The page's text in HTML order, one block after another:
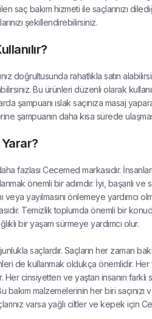
saç bakım hizmeti ile saçlarınızı
şekillendirebilirsiniz.
doğrultusunda rahatlıkla satın
Bu ürünleri düzenli olarak
şampuanı ıslak saçınıza masaj
şampuanın daha kısa sürede
fazlası Cecemed markasıdır.
önemli bir adımdır. İyi, başarılı ve
veya yayılmasını önlemeye
Temizlik toplumda önemli bir
bir yaşam sürmeye yardımcı olur.
saçlardır. Saçların her zaman
de kullanmak oldukça önemlidir.
cinsiyetten ve yaştan insanın farklı
bakım malzemelerinin her biri
varsa yağlı ciltler ve kepek için